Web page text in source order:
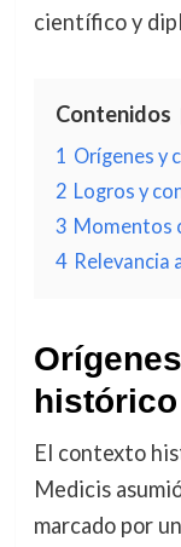
científico y
Contenidos
1 Orígenes y
2 Logros y
3 Momentos
4 Relevancia
histórico
El contexto
Medicis
marcado por